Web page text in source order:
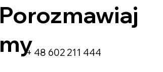
Porozmawiaj
my+ 48 602 211 444